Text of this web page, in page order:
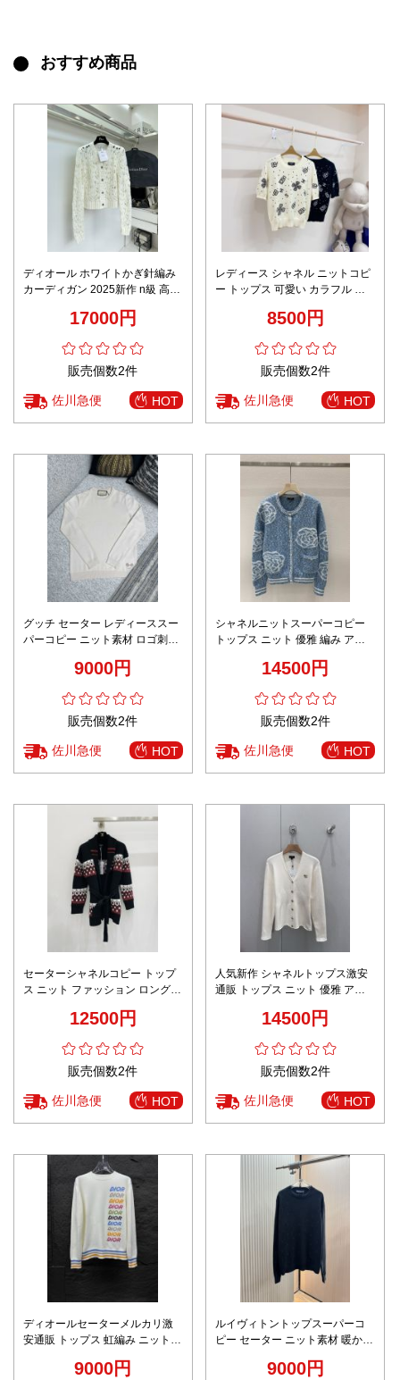
おすすめ商品
ディオール ホワイトかぎ針編み
カーディガン 2025新作 n級 高再
ンプルデザイン レビュー高リピ
17000円
販売個数2件
佐川急便 HOT
レディース シャネル ニットコピ
ー トップス 可愛い カラフル セ
8500円
販売個数2件
佐川急便 HOT
グッチ セーター レディーススー
パーコピー ニット素材 ロゴ刺繍
9000円
販売個数2件
佐川急便 HOT
シャネルニットスーパーコピー
トップス ニット 優雅 編み アウ
14500円
販売個数2件
佐川急便 HOT
セーターシャネルコピー トップ
ス ニット ファッション ロング
12500円
販売個数2件
佐川急便 HOT
人気新作 シャネルトップス激安
通販 トップス ニット 優雅 アウ
14500円
販売個数2件
佐川急便 HOT
ディオールセーターメルカリ激
安通販 トップス 虹編み ニット素
9000円
ルイヴィトントップスーパーコ
ピー セーター ニット素材 暖かい
9000円